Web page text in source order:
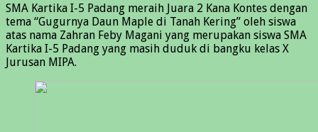
SMA Kartika I-5 Padang meraih Juara 2 Kana Kontes dengan
tema “Gugurnya Daun Maple di Tanah Kering” oleh siswa
atas nama Zahran Feby Magani yang merupakan siswa SMA
Kartika I-5 Padang yang masih duduk di bangku kelas X
Jurusan MIPA.